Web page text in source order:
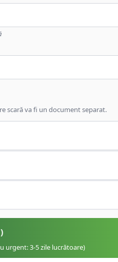
scară va fi un document separat.
urgent: 3-5 zile lucrătoare)